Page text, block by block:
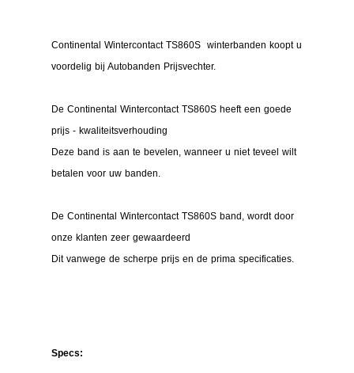
Continental Wintercontact TS860S winterbanden koopt u
voordelig bij Autobanden Prijsvechter.
De Continental Wintercontact TS860S heeft een goede
prijs - kwaliteitsverhouding
Deze band is aan te bevelen, wanneer u niet teveel wilt
betalen voor uw banden.
De Continental Wintercontact TS860S band, wordt door
onze klanten zeer gewaardeerd
Dit vanwege de scherpe prijs en de prima specificaties.
Specs: